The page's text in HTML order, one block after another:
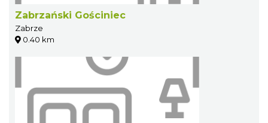
Zabrzański Gościniec
Zabrze
0.40 km